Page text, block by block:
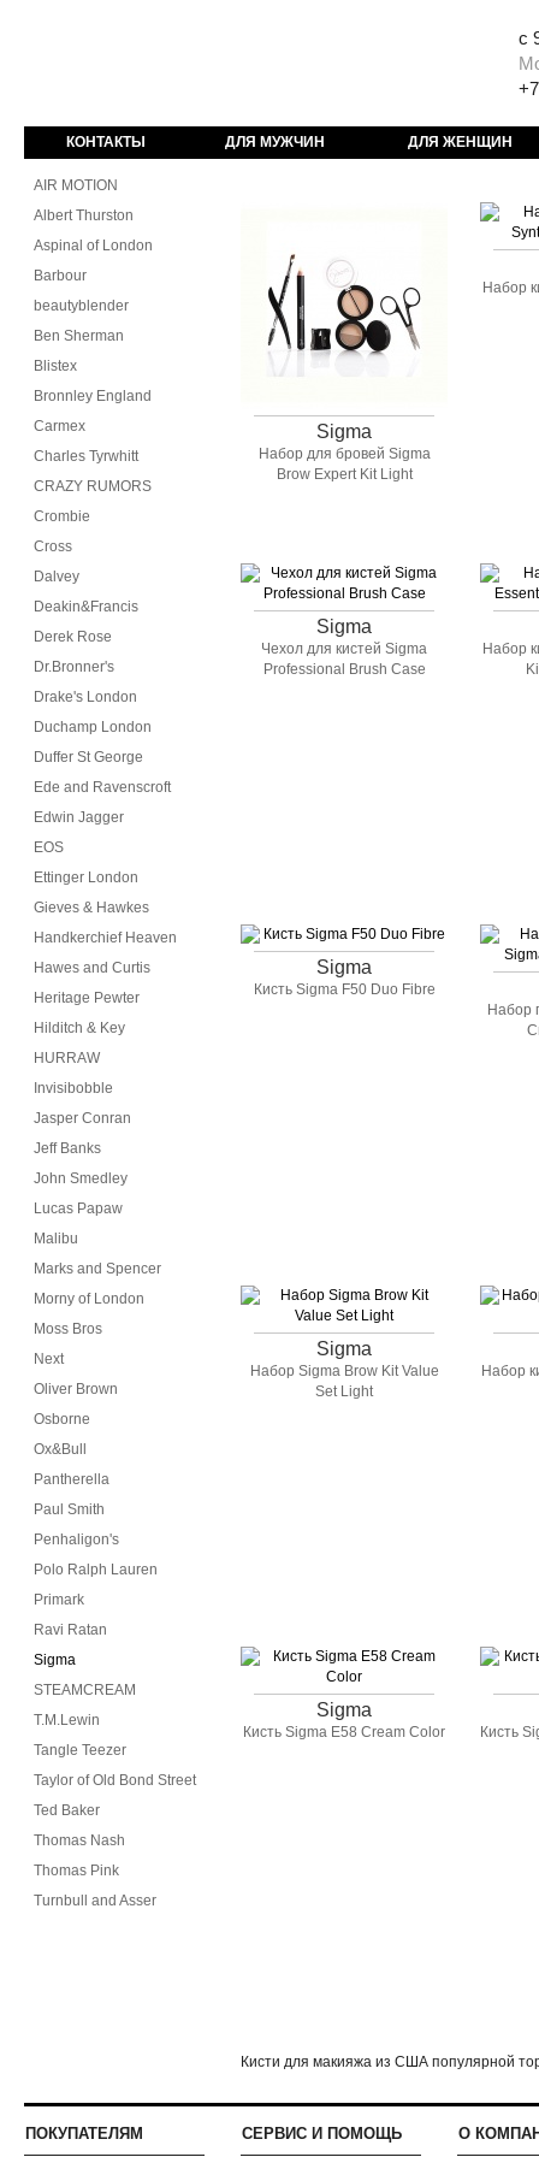
с
КОНТАКТЫ ДЛЯ МУЖЧИН ДЛЯ ЖЕНЩИН
AIR MOTION
Albert Thurston
Aspinal of London
Barbour
beautyblender
Ben Sherman
Blistex
Bronnley England
Carmex
Charles Tyrwhitt
CRAZY RUMORS
Crombie
Cross
Dalvey
Deakin&Francis
Derek Rose
Dr.Bronner's
Drake's London
Duchamp London
Duffer St George
Ede and Ravenscroft
Edwin Jagger
EOS
Ettinger London
Gieves & Hawkes
Handkerchief Heaven
Hawes and Curtis
Heritage Pewter
Hilditch & Key
HURRAW
Invisibobble
Jasper Conran
Jeff Banks
John Smedley
Lucas Papaw
Malibu
Marks and Spencer
Morny of London
Moss Bros
Next
Oliver Brown
Osborne
Ox&Bull
Pantherella
Paul Smith
Penhaligon's
Polo Ralph Lauren
Primark
Ravi Ratan
Sigma
STEAMCREAM
T.M.Lewin
Tangle Teezer
Taylor of Old Bond Street
Ted Baker
Thomas Nash
Thomas Pink
Turnbull and Asser
Sigma
Набор для бровей Sigma
Brow Expert Kit Light
Набор
Sigma
Чехол для кистей Sigma
Professional Brush Case
Набор
Sigma
Кисть Sigma F50 Duo Fibre
Набор
Sigma
Набор Sigma Brow Kit Value
Set Light
Набор
Sigma
Кисть Sigma E58 Cream Color Кисть
Кисти для макияжа из США популярной
ПОКУПАТЕЛЯМ СЕРВИС И ПОМОЩЬ О